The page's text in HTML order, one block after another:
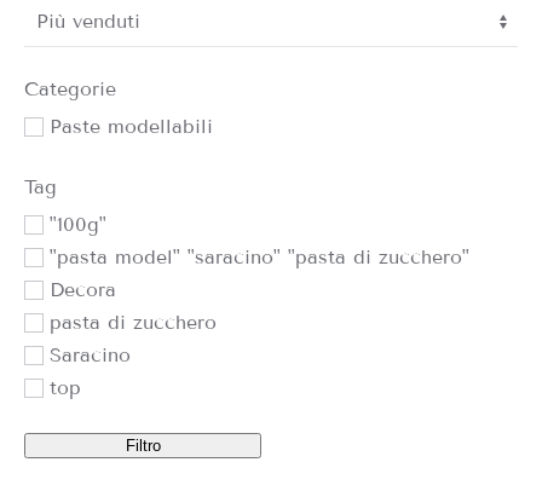
Sort Products
Categorie
Paste modellabili
Tag
"100g"
"pasta model" "saracino" "pasta di zucchero"
Decora
pasta di zucchero
Saracino
top
Filtro